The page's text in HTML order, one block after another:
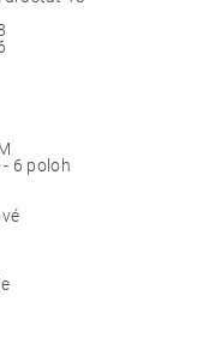
6 poloh